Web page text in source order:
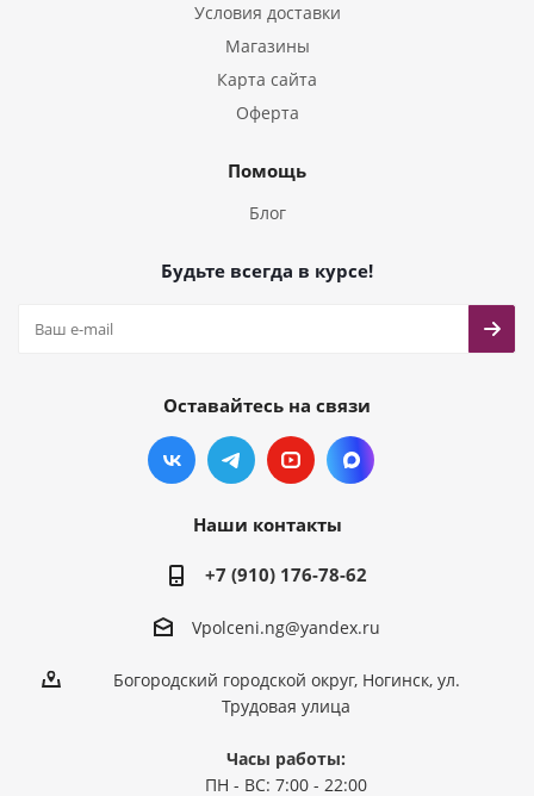
Условия доставки
Магазины
Карта сайта
Оферта
Помощь
Блог
Будьте всегда в курсе!
Оставайтесь на связи
Наши контакты
+7 (910) 176-78-62
Vpolceni.ng@yandex.ru
Богородский городской округ, Ногинск, ул.
Трудовая улица
Часы работы:
ПН - ВС: 7:00 - 22:00